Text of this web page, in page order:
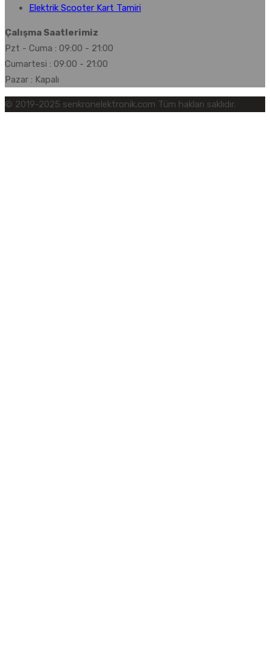
Elektrik Scooter Kart Tamiri
Çalışma Saatlerimiz
Pzt - Cuma : 09:00 - 21:00
Cumartesi : 09:00 - 21:00
Pazar : Kapalı
© 2019-2025 senkronelektronik.com Tüm hakları saklıdır.